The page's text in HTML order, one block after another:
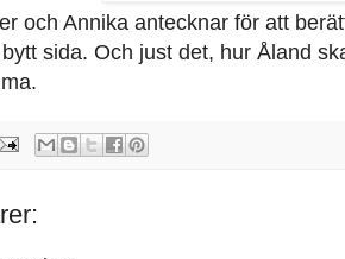
och Annika antecknar för att
sida. Och just det, hur Åland